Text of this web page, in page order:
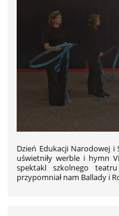
Dzień Edukacji Narodowej i
uświetniły werble i hymn
spektakl szkolnego
przypomniał nam Ballady i